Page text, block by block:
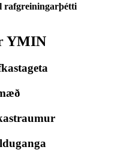
rafgreiningarþétti
YMIN